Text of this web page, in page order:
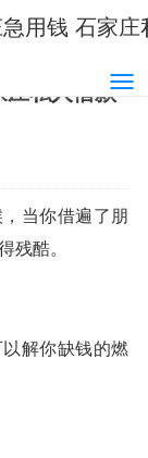
用钱 石家
庄私人借款
当你借遍了朋
残酷。
解你缺钱的燃